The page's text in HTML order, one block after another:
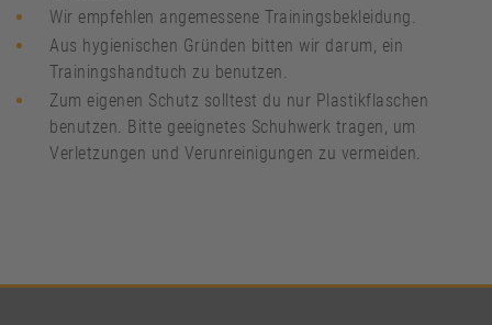
Wir empfehlen angemessene Trainingsbekleidung.
Aus hygienischen Gründen bitten wir darum, ein
Trainingshandtuch zu benutzen.
Zum eigenen Schutz solltest du nur Plastikflaschen
benutzen. Bitte geeignetes Schuhwerk tragen, um
Verletzungen und Verunreinigungen zu vermeiden.